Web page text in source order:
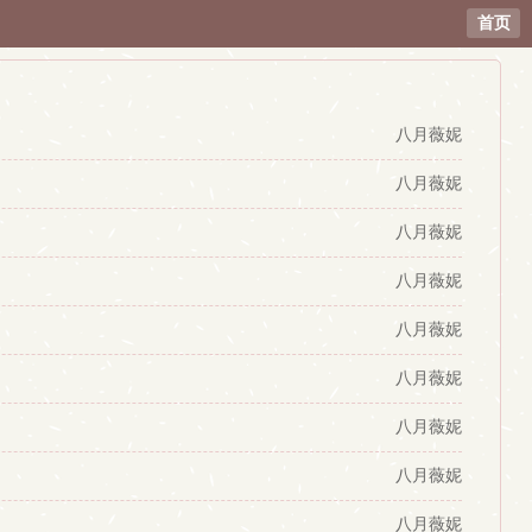
首页
八月薇妮
八月薇妮
八月薇妮
八月薇妮
八月薇妮
八月薇妮
八月薇妮
八月薇妮
八月薇妮